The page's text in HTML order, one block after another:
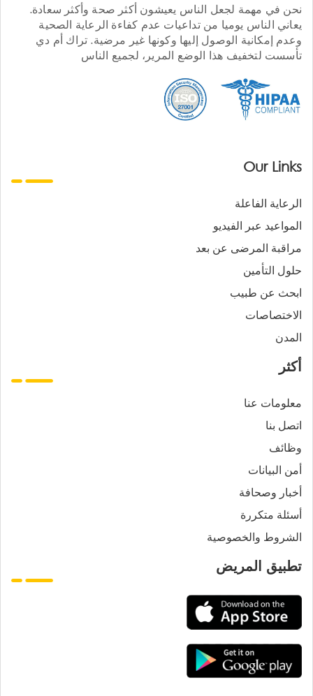
نحن في مهمة لجعل الناس يعيشون أكثر صحة وأكثر سعادة.
يعاني الناس يوميا من تداعيات عدم كفاءة الرعاية الصحية
وعدم إمكانية الوصول إليها وكونها غير مرضية. تراك أم دي
تأسست لتخفيف هذا الوضع المرير، لجميع الناس
Our Links
الرعاية الفاعلة
المواعيد عبر الفيديو
مراقبة المرضى عن بعد
حلول التأمين
ابحث عن طبيب
الاختصاصات
المدن
أكثر
معلومات عنا
اتصل بنا
وظائف
أمن البيانات
أخبار وصحافة
أسئلة متكررة
الشروط والخصوصية
تطبيق المريض